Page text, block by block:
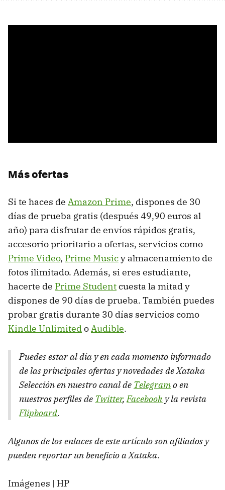
Más ofertas
Si te haces de Amazon Prime, dispones de 30
días de prueba gratis (después 49,90 euros al
año) para disfrutar de envíos rápidos gratis,
accesorio prioritario a ofertas, servicios como
Prime Video, Prime Musicy almacenamiento de
fotos ilimitado. Además, si eres estudiante,
hacerte de Prime Studentcuesta la mitad y
dispones de 90 días de prueba. También puedes
probar gratis durante 30 días servicios como
Kindle UnlimitedoAudible.
Puedes estar al día y en cada momento informado
de las principales ofertas y novedades de Xataka
Selección en nuestro canal de Telegramo en
nuestros perfiles de Twitter,Facebook y la revista
Flipboard.
Algunos de los enlaces de este artículo son afiliados y
pueden reportar un beneficio a Xataka.
Imágenes | HP